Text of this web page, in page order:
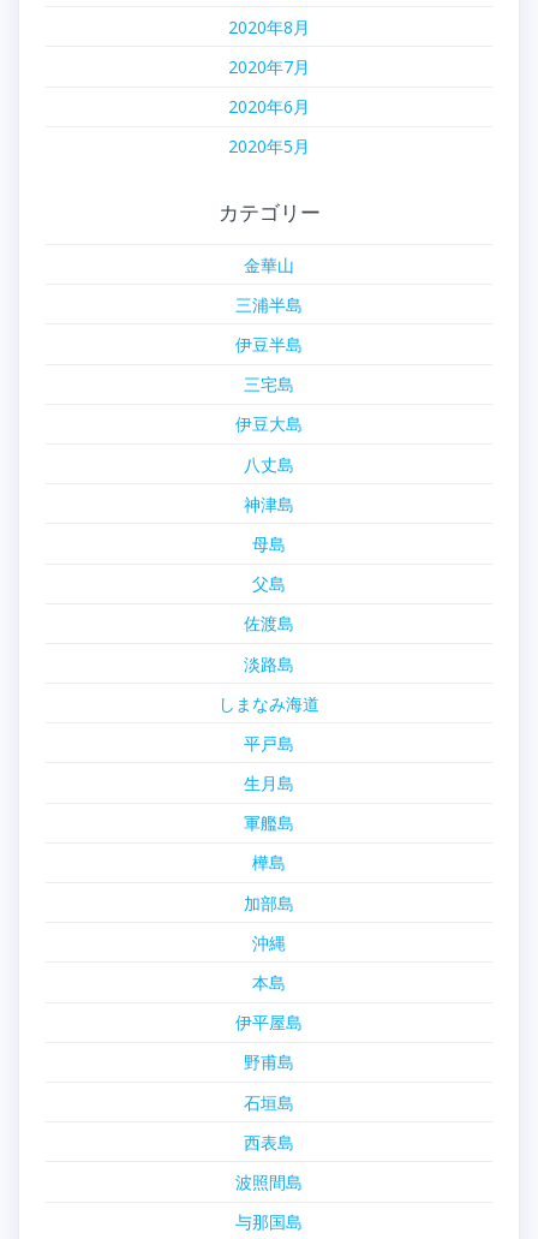
2020年8月
2020年7月
2020年6月
2020年5月
カテゴリー
金華山
三浦半島
伊豆半島
三宅島
伊豆大島
八丈島
神津島
母島
父島
佐渡島
淡路島
しまなみ海道
平戸島
生月島
軍艦島
樺島
加部島
沖縄
本島
伊平屋島
野甫島
石垣島
西表島
波照間島
与那国島